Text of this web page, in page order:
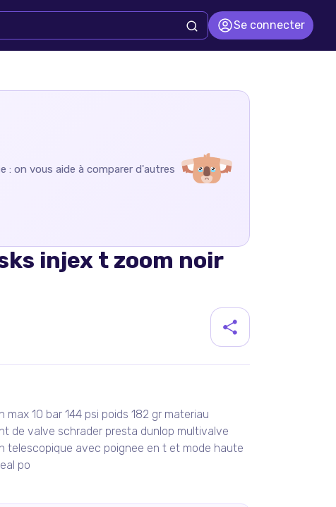
Se connecter
: on vous aide à comparer d'autres
injex t zoom noir
10 bar 144 psi poids 182 gr materiau
de valve schrader presta dunlop multivalve
telescopique avec poignee en t et mode haute
po